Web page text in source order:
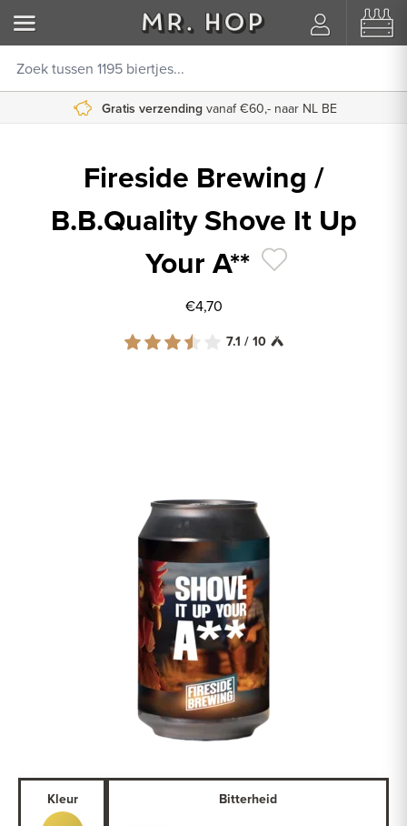
Gratis verzending vanaf €60,- naar NL BE
Fireside Brewing /
B.B.Quality Shove It Up
Your A**
€4,70
7.1 / 10
Kleur Bitterheid